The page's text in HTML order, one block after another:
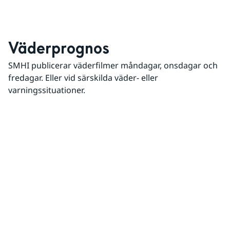
Väderprognos
SMHI publicerar väderfilmer måndagar, onsdagar och
fredagar. Eller vid särskilda väder- eller
varningssituationer.